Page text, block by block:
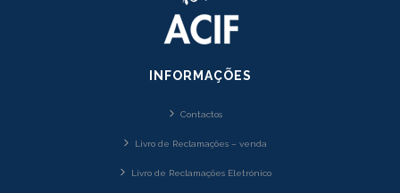
INFORMAÇÕES
Contactos
Livro de Reclamações – venda
Livro de Reclamações Eletrónico